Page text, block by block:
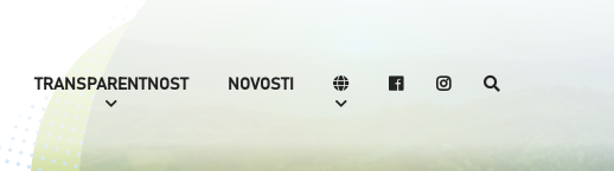
TRANSPARENTNOST NOVOSTI